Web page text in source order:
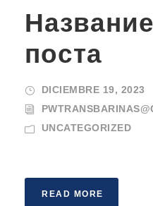
поста
DICIEMBRE 19, 2023
UNCATEGORIZED
READ MORE